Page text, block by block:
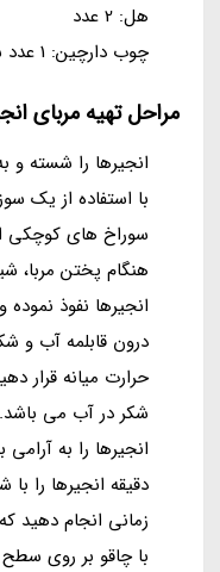
هل: 2 عدد
چوب دارچین: 1 عدد سایز کوچک
مراحل تهیه مربای
انجیرها را شسته
با استفاده از یک
سوراخ های کوچکی
هنگام پختن مربا،
انجیرها نفوذ
درون قابلمه آب و
حرارت میانه قرار
شکر در آب می باشد.
دقیقه انجیرها را
زمانی انجام دهید
با چاقو بر روی